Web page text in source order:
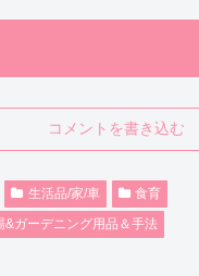
コメントを書き込む
生活品/家/車
食育
&ガーデニング用品＆手法